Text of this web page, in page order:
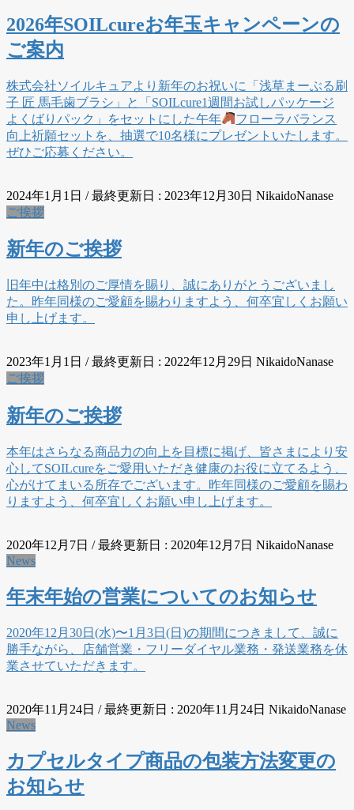
2026年SOILcureお年玉キャンペーンの
ご案内
株式会社ソイルキュアより新年のお祝いに「浅草まーぶる刷
子 匠 馬毛歯ブラシ」と「SOILcure1週間お試しパッケージ
よくばりパック」をセットにした午年
フローラバランス
向上祈願セットを、抽選で10名様にプレゼントいたします。
ぜひご応募ください。
2024年1月1日 / 最終更新日 : 2023年12月30日 NikaidoNanase
ご挨拶
新年のご挨拶
旧年中は格別のご厚情を賜り、誠にありがとうございまし
た。昨年同様のご愛顧を賜わりますよう、何卒宜しくお願い
申し上げます。
2023年1月1日 / 最終更新日 : 2022年12月29日 NikaidoNanase
ご挨拶
新年のご挨拶
本年はさらなる商品力の向上を目標に掲げ、皆さまにより安
心してSOILcureをご愛用いただき健康のお役に立てるよう、
心がけてまいる所存でございます。昨年同様のご愛顧を賜わ
りますよう、何卒宜しくお願い申し上げます。
2020年12月7日 / 最終更新日 : 2020年12月7日 NikaidoNanase
News
年末年始の営業についてのお知らせ
2020年12月30日(水)〜1月3日(日)の期間につきまして、誠に
勝手ながら、店舗営業・フリーダイヤル業務・発送業務を休
業させていただきます。
2020年11月24日 / 最終更新日 : 2020年11月24日 NikaidoNanase
News
カプセルタイプ商品の包装方法変更の
お知らせ